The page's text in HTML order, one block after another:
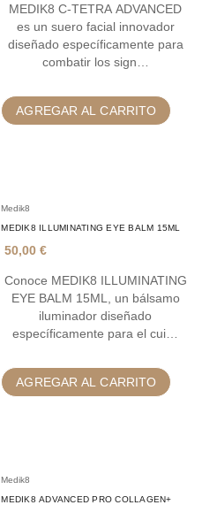
MEDIK8 C-TETRA ADVANCED
es un suero facial innovador
diseñado específicamente para
combatir los sign…
AGREGAR AL CARRITO
Medik8
MEDIK8 ILLUMINATING EYE BALM 15ML
50,00 €
Conoce MEDIK8 ILLUMINATING
EYE BALM 15ML, un bálsamo
iluminador diseñado
específicamente para el cui…
AGREGAR AL CARRITO
Medik8
MEDIK8 ADVANCED PRO COLLAGEN+